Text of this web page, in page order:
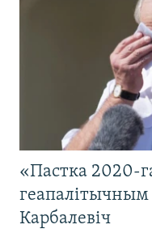
«Пастка 2020-
геапалітычным
Карбалевіч